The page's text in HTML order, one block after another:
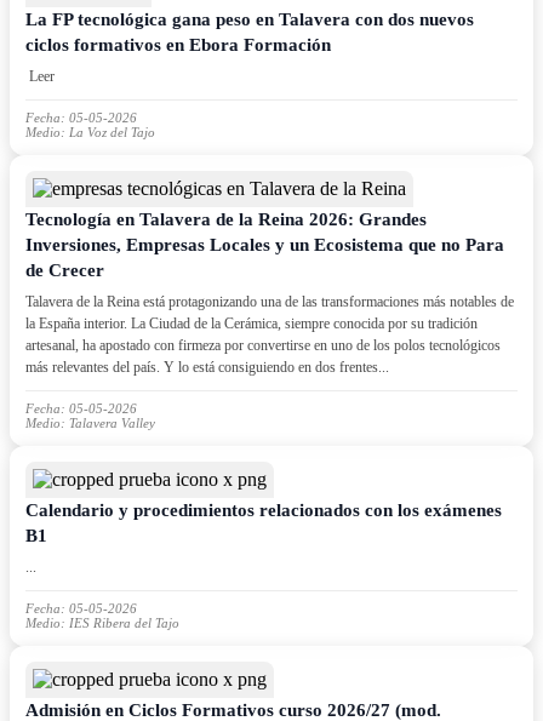
La FP tecnológica gana peso en Talavera con dos nuevos
ciclos formativos en Ebora Formación
Leer
Fecha: 05-05-2026
Medio: La Voz del Tajo
Tecnología en Talavera de la Reina 2026: Grandes
Inversiones, Empresas Locales y un Ecosistema que no Para
de Crecer
Talavera de la Reina está protagonizando una de las transformaciones más notables de
la España interior. La Ciudad de la Cerámica, siempre conocida por su tradición
artesanal, ha apostado con firmeza por convertirse en uno de los polos tecnológicos
más relevantes del país. Y lo está consiguiendo en dos frentes...
Fecha: 05-05-2026
Medio: Talavera Valley
Calendario y procedimientos relacionados con los exámenes
B1
...
Fecha: 05-05-2026
Medio: IES Ribera del Tajo
Admisión en Ciclos Formativos curso 2026/27 (mod.